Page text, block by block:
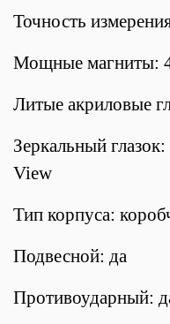
Точность
Мощные магниты:
Литые акриловые
Зеркальный
View
Тип корпуса:
Подвесной: да
Противоударный: